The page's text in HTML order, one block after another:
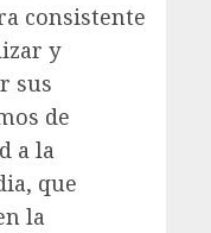
consistente
y
sus
de
a la
que
la